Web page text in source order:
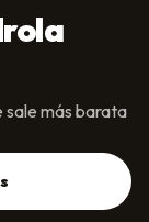
sale más barata